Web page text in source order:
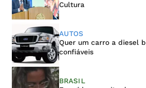
Cultura
AUTOS
Quer um carro a diesel
confiáveis
BRASIL